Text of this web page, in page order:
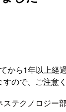
から1年以上経
ので、ご注意く
テクノロジー